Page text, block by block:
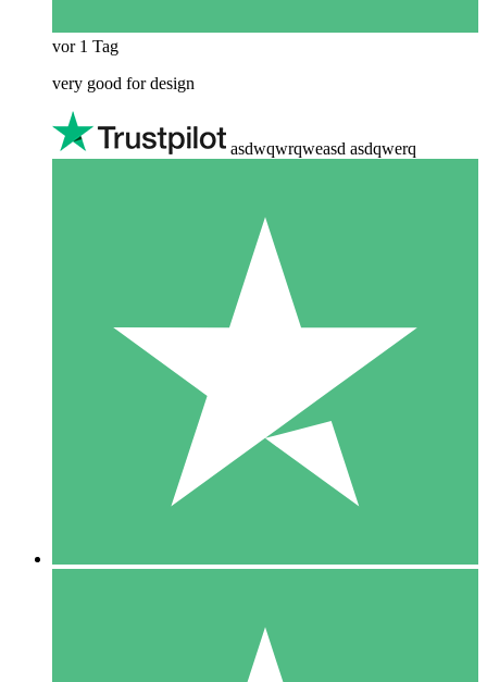
vor 1 Tag
very good for design
asdwqwrqweasd asdqwerq